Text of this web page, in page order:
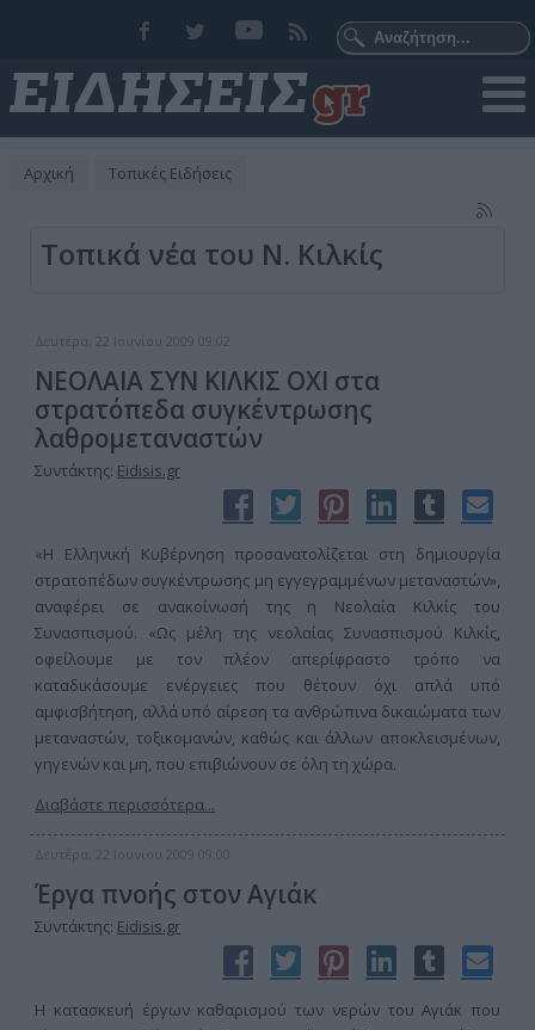
Αρχική Τοπικές Ειδήσεις
Τοπικά νέα του Ν. Κιλκίς
Δευτέρα, 22 Ιουνίου 2009 09:02
ΝΕΟΛΑΙΑ ΣΥΝ ΚΙΛΚΙΣ ΟΧΙ στα
στρατόπεδα συγκέντρωσης
λαθρομεταναστών
Συντάκτης: Eidisis.gr
«Η Ελληνική Κυβέρνηση προσανατολίζεται στη δημιουργία
στρατοπέδων συγκέντρωσης μη εγγεγραμμένων μεταναστών»,
αναφέρει σε ανακοίνωσή της η Νεολαία Κιλκίς του
Συνασπισμού. «Ως μέλη της νεολαίας Συνασπισμού Κιλκίς,
οφείλουμε με τον πλέον απερίφραστο τρόπο να
καταδικάσουμε ενέργειες που θέτουν όχι απλά υπό
αμφισβήτηση, αλλά υπό αίρεση τα ανθρώπινα δικαιώματα των
μεταναστών, τοξικομανών, καθώς και άλλων αποκλεισμένων,
γηγενών και μη, που επιβιώνουν σε όλη τη χώρα.
Διαβάστε περισσότερα...
Δευτέρα, 22 Ιουνίου 2009 09:00
Έργα πνοής στον Αγιάκ
Συντάκτης: Eidisis.gr
Η κατασκευή έργων καθαρισμού των νερών του Αγιάκ που